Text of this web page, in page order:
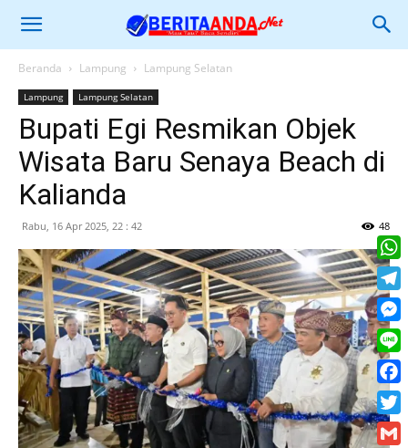
Beranda Lampung Lampung Selatan
Lampung Lampung Selatan
Bupati Egi Resmikan Objek
Wisata Baru Senaya Beach di
Kalianda
Rabu, 16 Apr 2025, 22 : 42 48
Line